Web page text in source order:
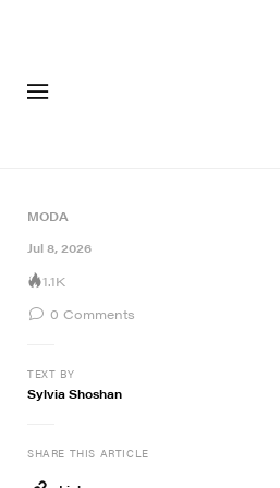
MODA
Jul 8, 2026
1.1K
0 Comments
TEXT BY
Sylvia Shoshan
SHARE THIS ARTICLE